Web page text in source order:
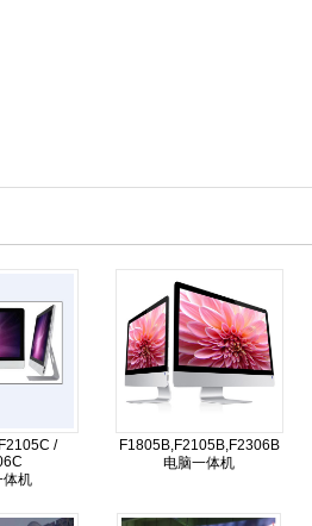
/
体机
F1805B,F2105B,F2306B
电脑一体机